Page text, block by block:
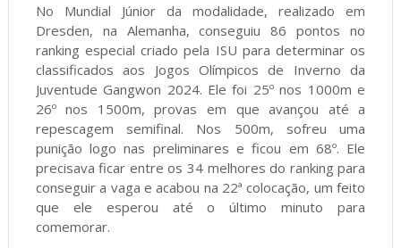
No Mundial Júnior da modalidade, realizado em
Dresden, na Alemanha, conseguiu 86 pontos no
ranking especial criado pela ISU para determinar os
classificados aos Jogos Olímpicos de Inverno da
Juventude Gangwon 2024. Ele foi 25º nos 1000m e
26º nos 1500m, provas em que avançou até a
repescagem semifinal. Nos 500m, sofreu uma
punição logo nas preliminares e ficou em 68º. Ele
precisava ficar entre os 34 melhores do ranking para
conseguir a vaga e acabou na 22ª colocação, um feito
que ele esperou até o último minuto para
comemorar.